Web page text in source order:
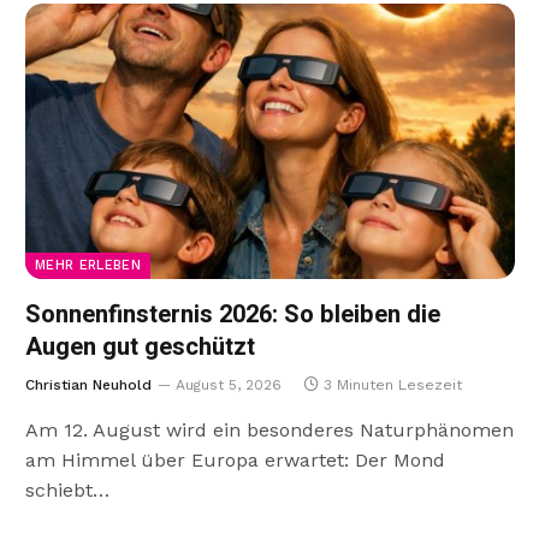
MEHR ERLEBEN
Sonnenfinsternis 2026: So bleiben die
Augen gut geschützt
Christian Neuhold August 5, 2026 3 Minuten Lesezeit
Am 12. August wird ein besonderes Naturphänomen
am Himmel über Europa erwartet: Der Mond
schiebt…